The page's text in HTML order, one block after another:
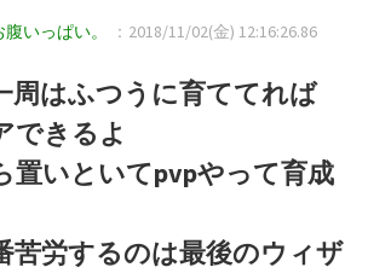
いっぱい。
：2018/11/02(金) 12:16:26.86
周はふつうに育ててれば
できるよ
置いといてpvpやって育成
苦労するのは最後のウィザ